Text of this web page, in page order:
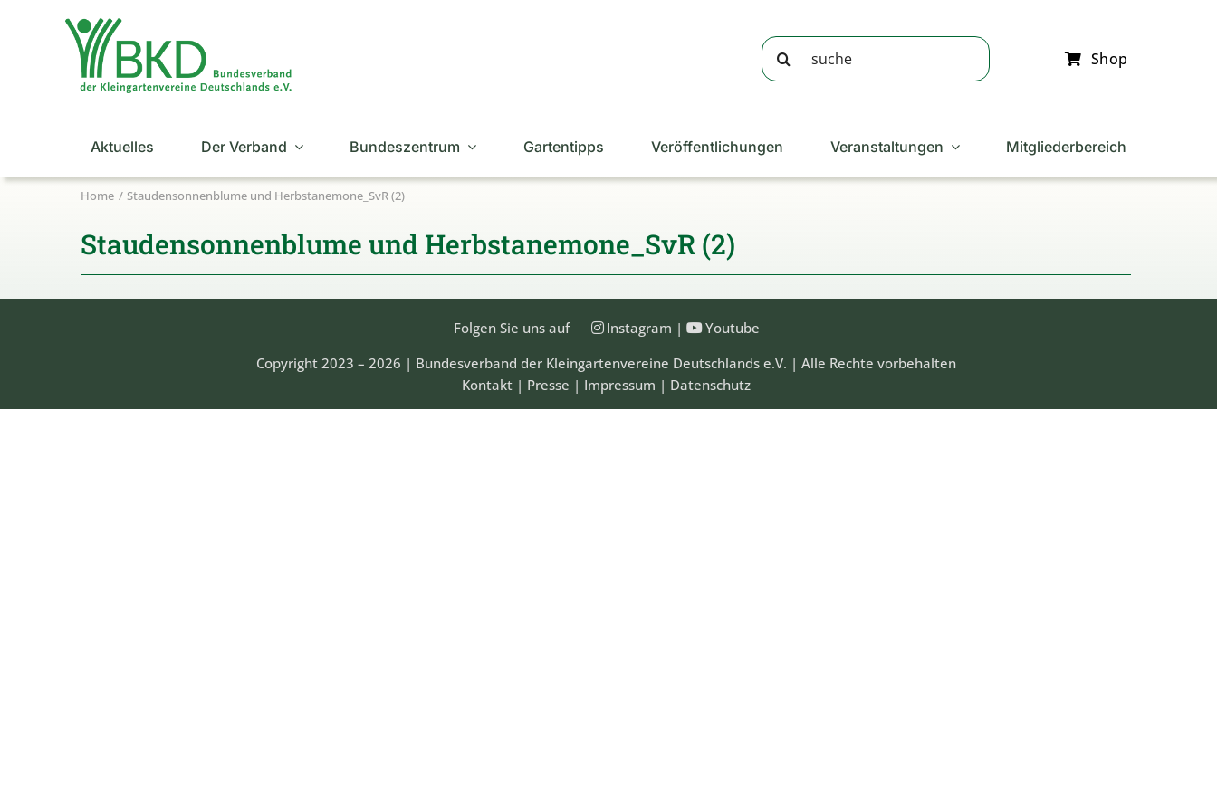
Suche
nach:
Shop
Aktuelles Der Verband Bundeszentrum Gartentipps Veröffentlichungen Veranstaltungen Mitgliederbereich
Home Staudensonnenblume und Herbstanemone_SvR (2)
Staudensonnenblume und Herbstanemone_SvR (2)
Folgen Sie uns auf Instagram |
Youtube
Copyright 2023 – 2026 | Bundesverband der Kleingartenvereine Deutschlands e.V. | Alle Rechte vorbehalten
Kontakt | Presse | Impressum | Datenschutz